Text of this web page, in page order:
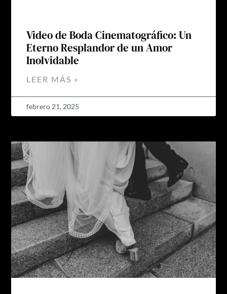
Video de Boda Cinematográfico: Un
Eterno Resplandor de un Amor
Inolvidable
LEER MÁS »
febrero 21, 2025